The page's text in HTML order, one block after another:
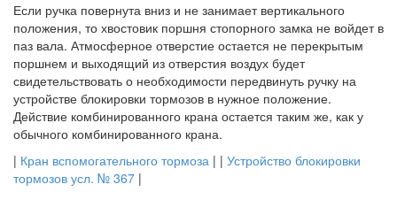
Если ручка повернута вниз и не занимает вертикального
положения, то хвостовик поршня стопорного замка не войдет в
паз вала. Атмосферное отверстие остается не перекрытым
поршнем и выходящий из отверстия воздух будет
свидетельствовать о необходимости передвинуть ручку на
устройстве блокировки тормозов в нужное положение.
Действие комбинированного крана остается таким же, как у
обычного комбинированного крана.
| Кран вспомогательного тормоза | | Устройство блокировки
тормозов усл. № 367 |